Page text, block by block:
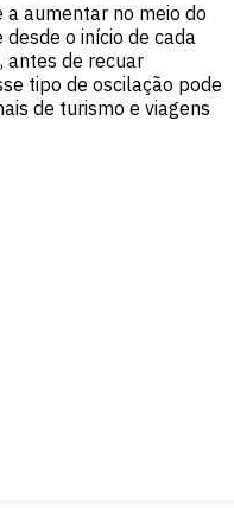
a aumentar no meio do
o início de cada
antes de recuar
tipo de oscilação pode
de turismo e viagens